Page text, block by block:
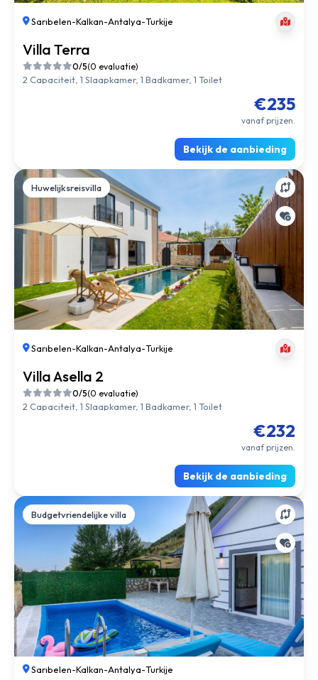
Sarıbelen-Kalkan-Antalya-Turkije
Villa Terra
0/5(0 evaluatie)
2 Capaciteit, 1 Slaapkamer, 1 Badkamer, 1 Toilet
€235
vanaf prijzen.
Bekijk de aanbieding
Huwelijksreisvilla
Sarıbelen-Kalkan-Antalya-Turkije
Villa Asella 2
0/5(0 evaluatie)
2 Capaciteit, 1 Slaapkamer, 1 Badkamer, 1 Toilet
€232
vanaf prijzen.
Bekijk de aanbieding
Budgetvriendelijke villa
Sarıbelen-Kalkan-Antalya-Turkije